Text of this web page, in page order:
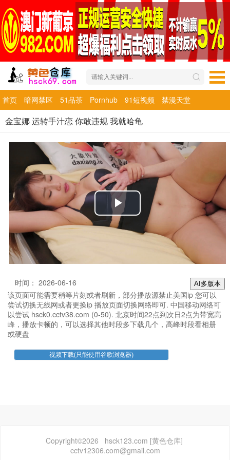
首页 暗网禁区 51品茶 Pornhub 91短视频 禁漫天堂
金宝娜 运转手汁恋 你敢违规 我就哈龟
AI多版本
时间： 2026-06-16
该页面可能需要稍等片刻或者刷新，部分播放源禁止美国ip 您可以
尝试切换无线网或者更换ip 播放页面切换网络即可. 中国移动网络可
以尝试 hsck0.cctv38.com (0-50). 北京时间22点到次日2点为带宽高
峰，播放卡顿的，可以选择其他时段多下载几个，高峰时段看相册
或硬盘
Copyright©2026 hsck123.com [黄色仓库]
cctv12306.com@gmail.com